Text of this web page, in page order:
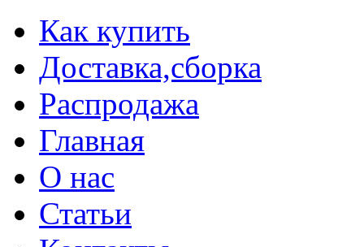
Как купить
Доставка,сборка
Распродажа
Главная
О нас
Статьи